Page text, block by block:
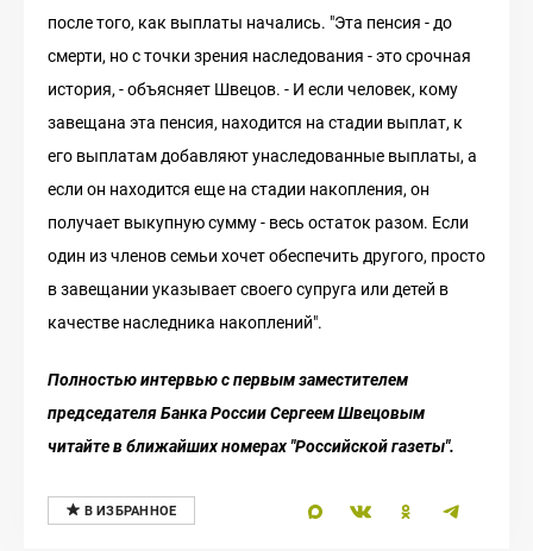
после того, как выплаты начались. "Эта пенсия - до
смерти, но с точки зрения наследования - это срочная
история, - объясняет Швецов. - И если человек, кому
завещана эта пенсия, находится на стадии выплат, к
его выплатам добавляют унаследованные выплаты, а
если он находится еще на стадии накопления, он
получает выкупную сумму - весь остаток разом. Если
один из членов семьи хочет обеспечить другого, просто
в завещании указывает своего супруга или детей в
качестве наследника накоплений".
Полностью интервью с первым заместителем
председателя Банка России Сергеем Швецовым
читайте в ближайших номерах "Российской газеты".